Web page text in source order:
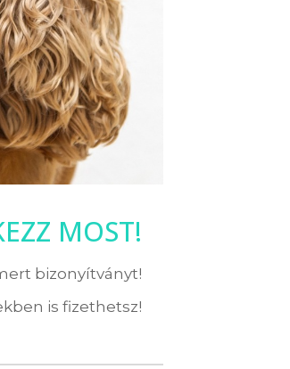
MOST!
bizonyítványt!
is fizethetsz!